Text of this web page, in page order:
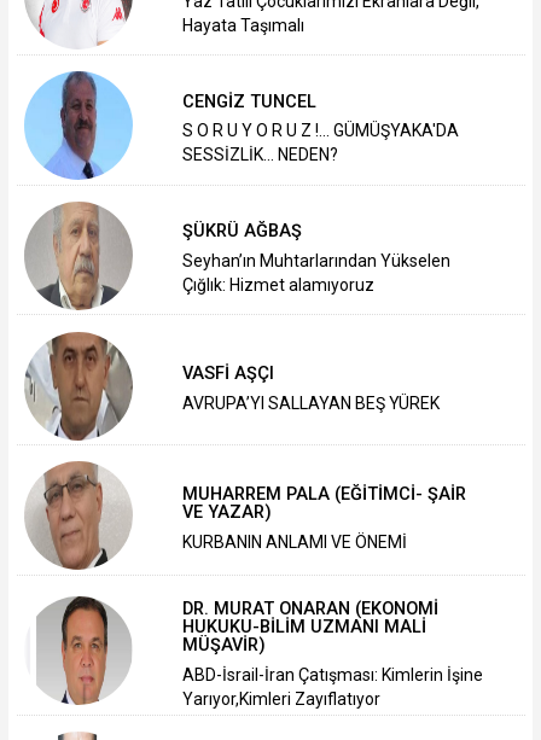
Hayata Taşımalı
CENGİZ TUNCEL
S O R U Y O R U Z !... GÜMÜŞYAKA'DA
SESSİZLİK... NEDEN?
ŞÜKRÜ AĞBAŞ
Seyhan’ın Muhtarlarından Yükselen
Çığlık: Hizmet alamıyoruz
VASFİ AŞÇI
AVRUPA’YI SALLAYAN BEŞ YÜREK
MUHARREM PALA (EĞİTİMCİ- ŞAİR
VE YAZAR)
KURBANIN ANLAMI VE ÖNEMİ
DR. MURAT ONARAN (EKONOMİ
HUKUKU-BİLİM UZMANI MALİ
MÜŞAVİR)
ABD-İsrail-İran Çatışması: Kimlerin İşine
Yarıyor,Kimleri Zayıflatıyor